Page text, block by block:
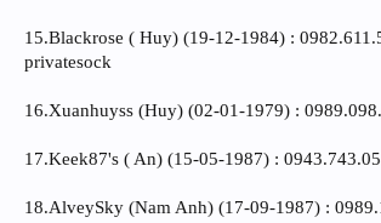
15.Blackrose ( Huy) (19-12-1984) :
privatesock
16.Xuanhuyss (Huy) (02-01-1979) :
17.Keek87's ( An) (15-05-1987) :
18.AlveySky (Nam Anh) (17-09-1987) :